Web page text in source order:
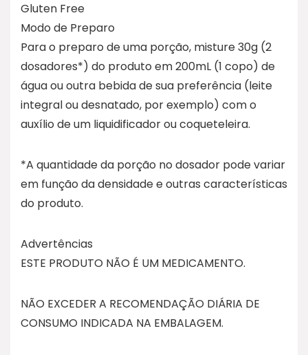
Gluten Free
Modo de Preparo
Para o preparo de uma porção, misture 30g (2
dosadores*) do produto em 200mL (1 copo) de
água ou outra bebida de sua preferência (leite
integral ou desnatado, por exemplo) com o
auxílio de um liquidificador ou coqueteleira.
*A quantidade da porção no dosador pode variar
em função da densidade e outras características
do produto.
Advertências
ESTE PRODUTO NÃO É UM MEDICAMENTO.
NÃO EXCEDER A RECOMENDAÇÃO DIÁRIA DE
CONSUMO INDICADA NA EMBALAGEM.